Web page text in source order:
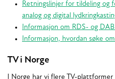
Retningslinjer for tildeling og
analog og digital
Informasjon om RDS- og
Informasjon, hvordan søke
TV i Norge
I Norge har vi flere TV-plattformer